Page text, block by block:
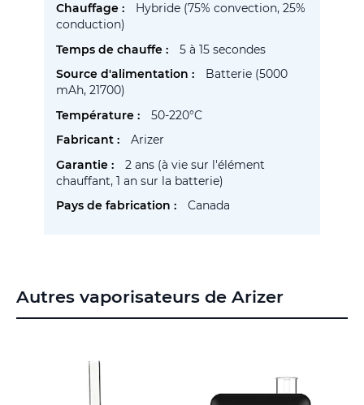
Hybride (75% convection, 25%
conduction)
5 à 15 secondes
Batterie (5000
mAh, 21700)
50-220°C
Arizer
2 ans (à vie sur l'élément
chauffant, 1 an sur la batterie)
Canada
Autres vaporisateurs de Arizer